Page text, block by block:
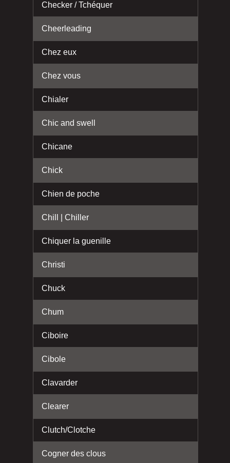
Checker / Tchéquer
Cheerleading
Chez eux
Chez vous
Chialer
Chic and swell
Chicane
Chick
Chien de poche
Chill | Chiller
Chiquer la guenille
Christi
Chuck
Chum
Ciboire
Cibole
Clavarder
Clearer
Clutch/Clotche
Cogner des clous